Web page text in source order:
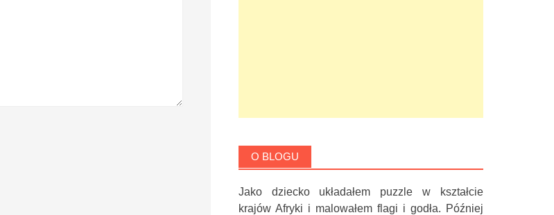
O BLOGU
Jako dziecko układałem puzzle w kształcie
krajów Afryki i malowałem flagi i godła. Później